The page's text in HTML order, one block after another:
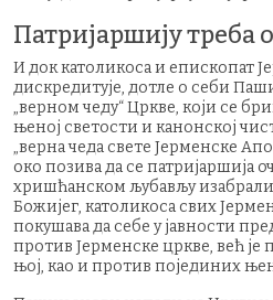
Патријаршију треба
И док католикоса и епископат
дискредитује, дотле о себи
„верном чеду“ Цркве, који се
њеној светости и канонској
„верна чеда свете Јерменске
око позива да се патријаршија
хришћанском љубављу
Божијег, католикоса свих
покушава да себе у јавности
против Јерменске цркве, већ је
њој, као и против појединих